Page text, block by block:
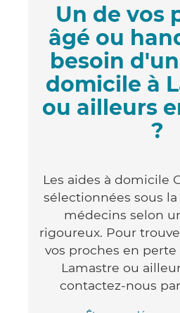
Un de vos
âgé ou
besoin
domicile à
ou ailleurs
?
Les aides à domicile
sélectionnées sous
médecins selon
rigoureux. Pour
vos proches en
Lamastre ou
contactez-nous